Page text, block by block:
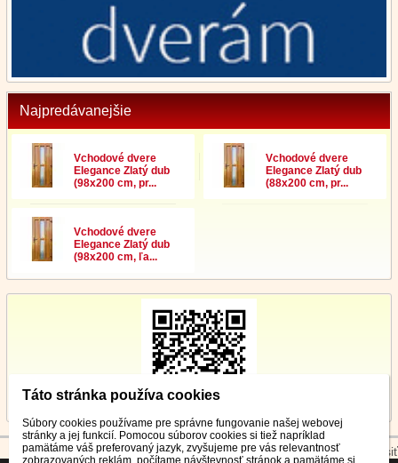
Najpredávanejšie
Vchodové dvere
Elegance Zlatý dub
(98x200 cm, pr...
Vchodové dvere
Elegance Zlatý dub
(88x200 cm, pr...
Vchodové dvere
Elegance Zlatý dub
(98x200 cm, ľa...
© 2026 WEXBO |www.wexbo.com| Prihlásiť
Táto stránka používa cookies
Súbory cookies používame pre správne fungovanie našej webovej
stránky a jej funkcií. Pomocou súborov cookies si tiež napríklad
pamätáme váš preferovaný jazyk, zvyšujeme pre vás relevantnosť
zobrazovaných reklám, počítame návštevnosť stránok a pamätáme si